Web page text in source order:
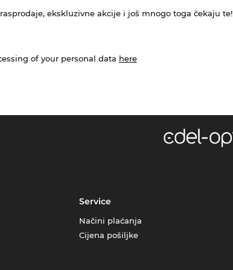
ekskluzivne akcije i još mnogo toga čekaju te!
of your personal data here
Service
Načini plaćanja
Cijena pošiljke